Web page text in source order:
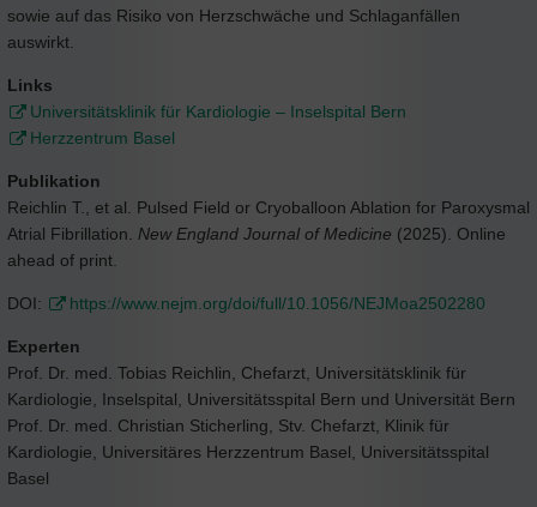
sowie auf das Risiko von Herzschwäche und Schlaganfällen
auswirkt.
Links
Universitätsklinik für Kardiologie – Inselspital Bern
Herzzentrum Basel
Publikation
Reichlin T., et al. Pulsed Field or Cryoballoon Ablation for Paroxysmal
Atrial Fibrillation. New England Journal of Medicine (2025). Online
ahead of print.
DOI: https://www.nejm.org/doi/full/10.1056/NEJMoa2502280
Experten
Prof. Dr. med. Tobias Reichlin, Chefarzt, Universitätsklinik für
Kardiologie, Inselspital, Universitätsspital Bern und Universität Bern
Prof. Dr. med. Christian Sticherling, Stv. Chefarzt, Klinik für
Kardiologie, Universitäres Herzzentrum Basel, Universitätsspital
Basel